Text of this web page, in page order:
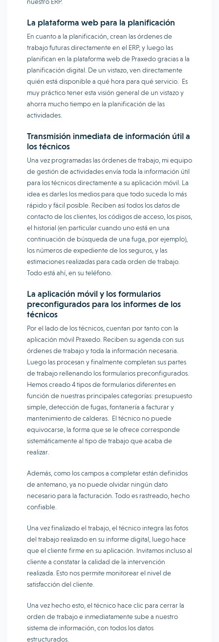
La plataforma web para la planificación
En cuanto a la planificación, crean las órdenes de
trabajo futuras directamente en el ERP, y luego las
planifican en la plataforma web de Praxedo gracias a la
planificación digital. De un vistazo, ven directamente
quién está disponible a qué hora para qué servicio. Es
muy práctico tener esta visión general de un vistazo y
ahorra mucho tiempo en la planificación de las
actividades.
Transmisión inmediata de información útil a
los técnicos
Una vez programadas las órdenes de trabajo, mi equipo
de gestión de actividades envía toda la información útil
para los técnicos directamente a su aplicación móvil. La
idea es darles los medios para que todo suceda lo más
rápido y fácil posible. Reciben así todos los datos de
contacto de los clientes, los códigos de acceso, los pisos,
el historial (en particular cuando uno está en una
continuación de búsqueda de una fuga, por ejemplo),
los números de expediente de los seguros, y las
estimaciones realizadas para cada orden de trabajo.
Todo está ahí, en su teléfono.
La aplicación móvil y los formularios
preconfigurados para los informes de los
técnicos
Por el lado de los técnicos, cuentan por tanto con la
aplicación móvil Praxedo. Reciben su agenda con sus
órdenes de trabajo y toda la información necesaria.
Luego las procesan y finalmente completan sus partes
de trabajo rellenando los formularios preconfigurados.
Hemos creado 4 tipos de formularios diferentes en
función de nuestras principales categorías: presupuesto
simple, detección de fugas, fontanería a facturar y
mantenimiento de calderas. El técnico no puede
equivocarse, la forma que se le ofrece corresponde
sistemáticamente al tipo de trabajo que acaba de
realizar.
Además, como los campos a completar están definidos
de antemano, ya no puede olvidar ningún dato
necesario para la facturación. Todo es rastreado, hecho
confiable.
Una vez finalizado el trabajo, el técnico integra las fotos
del trabajo realizado en su informe digital, luego hace
que el cliente firme en su aplicación. Invitamos incluso al
cliente a constatar la calidad de la intervención
realizada. Esto nos permite monitorear el nivel de
satisfacción del cliente.
Una vez hecho esto, el técnico hace clic para cerrar la
orden de trabajo e inmediatamente sube a nuestro
sistema de información, con todos los datos
estructurados.